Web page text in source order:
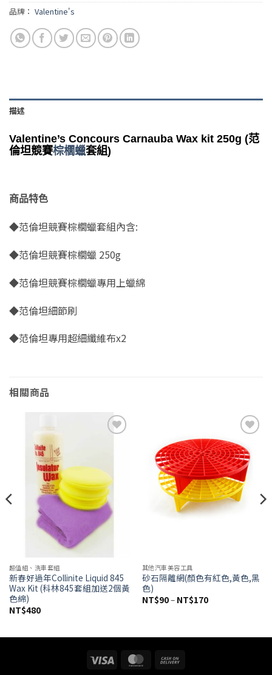
品牌： Valentine's
描述
Valentine’s Concours Carnauba Wax kit 250g (范
倫坦競賽棕櫚蠟套組)
商品特色
◆范倫坦競賽棕櫚蠟套組內含:
◆范倫坦競賽棕櫚蠟 250g
◆范倫坦競賽棕櫚蠟專用上蠟綿
◆范倫坦細節刷
◆范倫坦專用超細纖維布x2
相關商品
超值組、洗車套組
新春好過年Collinite Liquid 845
Wax Kit (科林845套組加送2個黃
色綿)
NT$480
Add to
wishlist
其他汽車美容工具
砂石隔離網(顏色有紅色,黃色,黑
色)
NT$90– NT$170價
格
到
Visa MasterCard